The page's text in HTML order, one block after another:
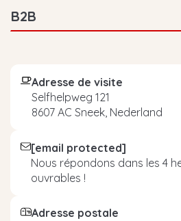
B2B
Adresse de visite
Selfhelpweg 121
8607 AC Sneek, Nederland
[email protected]
Nous répondons dans les 4
ouvrables !
Adresse postale